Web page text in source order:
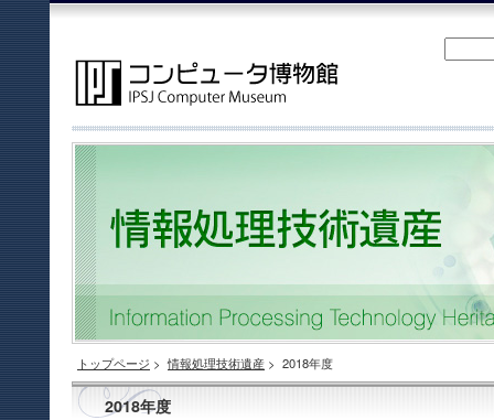
トップページ > 情報処理技術遺産 > 2018年度
2018年度